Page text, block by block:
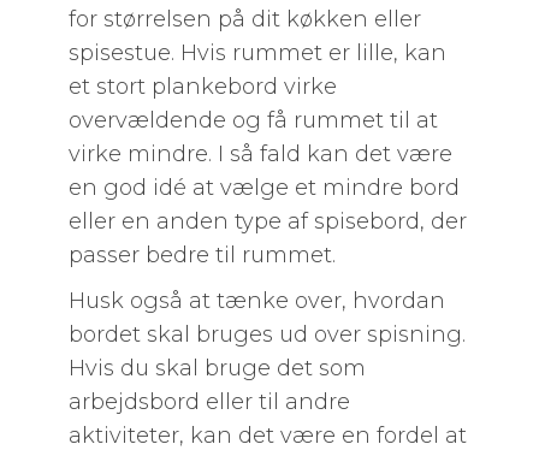
for størrelsen på dit køkken eller
spisestue. Hvis rummet er lille, kan
et stort plankebord virke
overvældende og få rummet til at
virke mindre. I så fald kan det være
en god idé at vælge et mindre bord
eller en anden type af spisebord, der
passer bedre til rummet.
Husk også at tænke over, hvordan
bordet skal bruges ud over spisning.
Hvis du skal bruge det som
arbejdsbord eller til andre
aktiviteter, kan det være en fordel at